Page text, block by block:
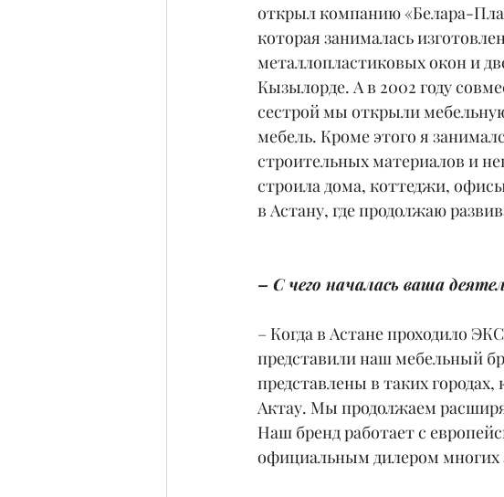
открыл компанию «Белара-
которая занималась
металлопластиковых окон и
Кызылорде. А в 2002 году
сестрой мы открыли
мебель. Кроме этого я
строительных материалов и
строила дома, коттеджи,
в Астану, где продолжаю
– С чего началась ваша
– Когда в Астане проходило
представили наш мебельный
представлены в таких
Актау. Мы продолжаем
Наш бренд работает с
официальным дилером многих